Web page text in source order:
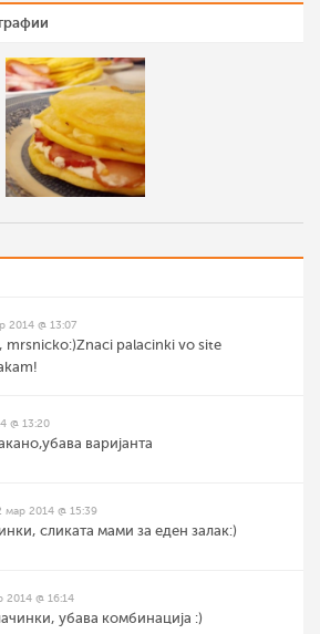
2014 @ 13:07
mrsnicko:)Znaci palacinki vo site
@ 13:20
варијанта
мар 2014 @ 15:39
сликата мами за еден залак:)
2014 @ 16:14
убава комбинација :)